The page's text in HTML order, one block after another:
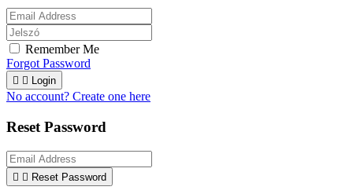
Remember Me
Forgot Password
  Login
No account? Create one here
Reset Password
  Reset Password